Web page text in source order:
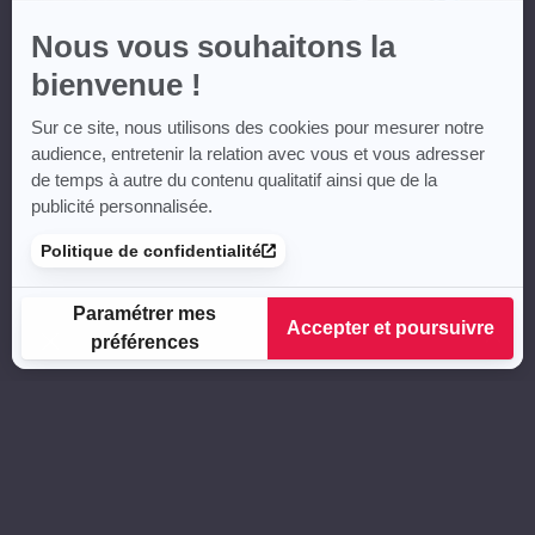
Nous vous souhaitons la
bienvenue !
Sur ce site, nous utilisons des cookies pour mesurer notre
audience, entretenir la relation avec vous et vous adresser
de temps à autre du contenu qualitatif ainsi que de la
publicité personnalisée.
Politique de confidentialité
Paramétrer mes
préférences
Accepter et poursuivre